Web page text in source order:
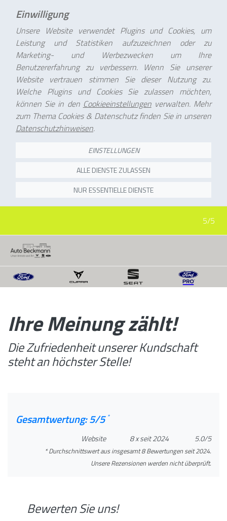
5/5
Ihre Meinung zählt!
Die Zufriedenheit unserer Kundschaft
steht an höchster Stelle!
Gesamtwertung: 5/5 *
Website 8xseit 2024 5.0/5
* Durchschnittswert aus insgesamt 8 Bewertungen seit 2024.
Unsere Rezensionen werden nicht überprüft.
Bewerten Sie uns!
Einwilligung
Unsere Website verwendet Plugins und Cookies, um
Leistung und Statistiken aufzuzeichnen oder zu
Marketing- und Werbezwecken um Ihre
Benutzererfahrung zu verbessern. Wenn Sie unserer
Website vertrauen stimmen Sie dieser Nutzung zu.
Welche Plugins und Cookies Sie zulassen möchten,
können Sie in den Cookieeinstellungenverwalten. Mehr
zum Thema Cookies & Datenschutz finden Sie in unseren
Datenschutzhinweisen.
EINSTELLUNGEN
ALLE DIENSTE ZULASSEN
NUR ESSENTIELLE DIENSTE